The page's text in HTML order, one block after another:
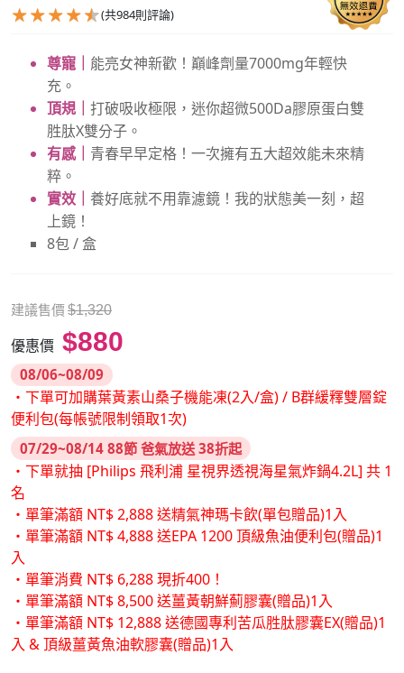
(共984則評論)
尊寵｜ 能亮女神新歡！巔峰劑量7000mg年輕快
充。
頂規｜ 打破吸收極限，迷你超微500Da膠原蛋白雙
胜肽X雙分子。
有感｜ 青春早早定格！一次擁有五大超效能未來精
粹。
實效｜ 養好底就不用靠濾鏡！我的狀態美一刻，超
上鏡！
8包 / 盒
建議售價 $1,320
優惠價 $880
08/06~08/09
・下單可加購葉黃素山桑子機能凍(2入/盒) / B群緩釋雙層錠
便利包(每帳號限制領取1次)
07/29~08/14 88節 爸氣放送 38折起
・下單就抽 [Philips 飛利浦 星視界透視海星氣炸鍋4.2L] 共 1
名
・單筆滿額 NT$ 2,888 送精氣神瑪卡飲(單包贈品)1入
・單筆滿額 NT$ 4,888 送EPA 1200 頂級魚油便利包(贈品)1
入
・單筆消費 NT$ 6,288 現折400！
・單筆滿額 NT$ 8,500 送薑黃朝鮮薊膠囊(贈品)1入
・單筆滿額 NT$ 12,888 送德國專利苦瓜胜肽膠囊EX(贈品)1
入 & 頂級薑黃魚油軟膠囊(贈品)1入